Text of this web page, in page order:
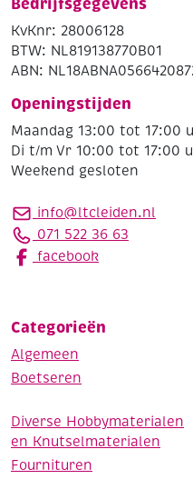
KvKnr: 28006128
BTW: NL819138770B01
ABN:
Openingstijden
Maandag 13:00 tot 17:00
Di t/m Vr 10:00 tot 17:00
Weekend gesloten
info@ltcleiden.nl
071 522 36 63
facebook
Categorieën
Algemeen
Boetseren
Diverse Hobbymaterialen
en Knutselmaterialen
Fournituren